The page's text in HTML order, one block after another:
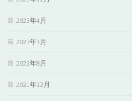
2023年4月
2023年1月
2022年8月
2021年12月